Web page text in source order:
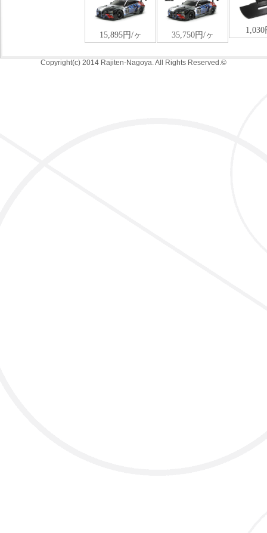
Copyright(c) 2014 Rajiten-Nagoya. All Rights Reserved.©